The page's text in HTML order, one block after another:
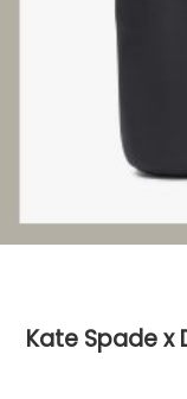
Kate Spade x